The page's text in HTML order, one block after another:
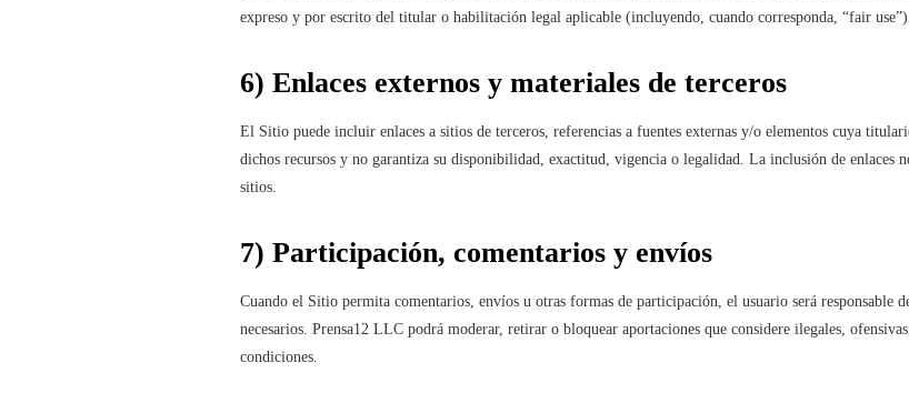
expreso y por escrito del titular o habilitación legal aplicable (incluyendo, cuando corresponda, “fair
6) Enlaces externos y materiales de terceros
El Sitio puede incluir enlaces a sitios de terceros, referencias a fuentes externas y/o elementos cuya
dichos recursos y no garantiza su disponibilidad, exactitud, vigencia o legalidad. La inclusión de enlaces
sitios.
7) Participación, comentarios y envíos
Cuando el Sitio permita comentarios, envíos u otras formas de participación, el usuario será responsable
necesarios. Prensa12 LLC podrá moderar, retirar o bloquear aportaciones que considere ilegales,
condiciones.